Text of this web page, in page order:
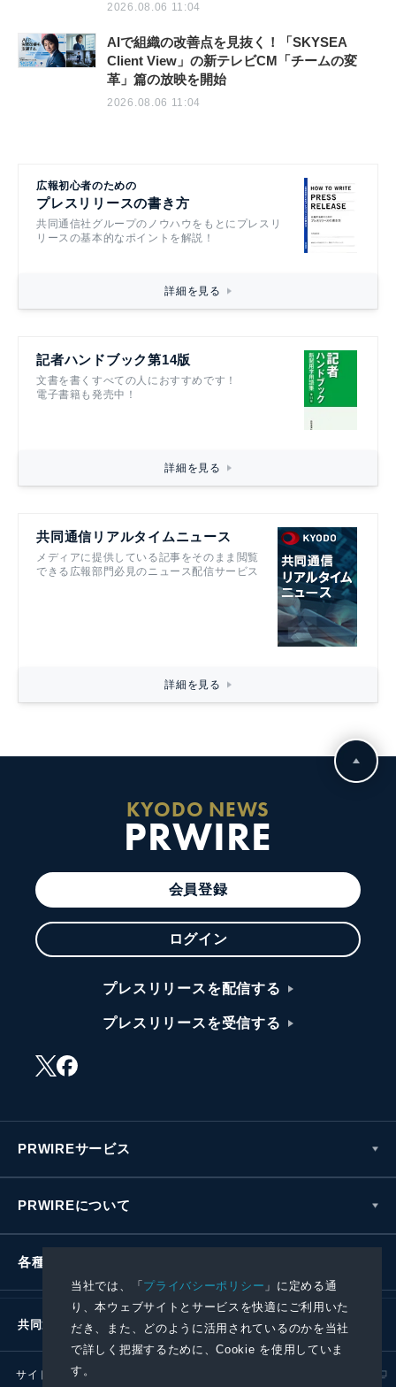
当社では、「プライバシーポリシー 」に定める通
り、本ウェブサイトとサービスを快適にご利用いた
だき、また、どのように活用されているのかを当社
で詳しく把握するために、Cookie を使用していま
す。
2026.08.06 11:04
AIで組織の改善点を見抜く！「SKYSEA
Client View」の新テレビCM「チームの変
革」篇の放映を開始
2026.08.06 11:04
広報初心者のための
プレスリリースの書き方
共同通信社グループのノウハウをもとにプレスリ
リースの基本的なポイントを解説！
詳細を見る
記者ハンドブック第14版
文書を書くすべての人におすすめです！
電子書籍も発売中！
詳細を見る
共同通信リアルタイムニュース
メディアに提供している記事をそのまま閲覧
できる広報部門必見のニュース配信サービス
詳細を見る
KYODO NEWS
PRWIRE
会員登録
ログイン
プレスリリースを配信する
プレスリリースを受信する
PRWIREサービス
PRWIREについて
各種お問い合わせ
共同通信社グループ
サイトポリシー